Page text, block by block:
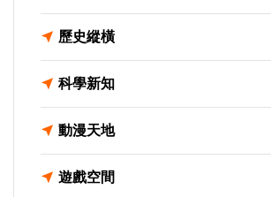
歷史縱橫
科學新知
動漫天地
遊戲空間